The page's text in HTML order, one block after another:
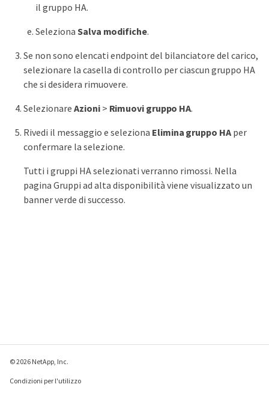
il gruppo HA.
Seleziona Salva modifiche.
Se non sono elencati endpoint del bilanciatore del carico,
selezionare la casella di controllo per ciascun gruppo HA
che si desidera rimuovere.
Selezionare Azioni> Rimuovi gruppo HA.
Rivedi il messaggio e seleziona Elimina gruppo HAper
confermare la selezione.
Tutti i gruppi HA selezionati verranno rimossi. Nella
pagina Gruppi ad alta disponibilità viene visualizzato un
banner verde di successo.
© 2026 NetApp, Inc.
Condizioni per l'utilizzo